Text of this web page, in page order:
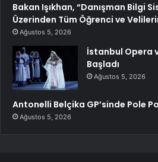
Bakan Işıkhan, “Danışman Bilgi
Üzerinden Tüm Öğrenci ve
Ağustos 5, 2026
İstanbul Opera
Başladı
Ağustos 5, 2026
Antonelli Belçika GP’sinde Pole
Ağustos 5, 2026